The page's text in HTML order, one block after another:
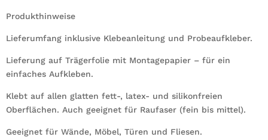
Produkthinweise
Lieferumfang inklusive Klebeanleitung und Probeaufkleber.
Lieferung auf Trägerfolie mit Montagepapier – für ein
einfaches Aufkleben.
Klebt auf allen glatten fett-, latex- und silikonfreien
Oberflächen. Auch geeignet für Raufaser (fein bis mittel).
Geeignet für Wände, Möbel, Türen und Fliesen.